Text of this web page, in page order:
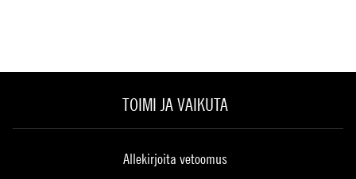
TOIMI JA VAIKUTA
Allekirjoita vetoomus